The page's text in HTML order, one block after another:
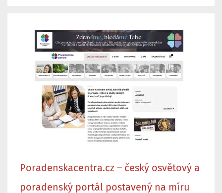
Poradenskacentra.cz – český osvětový a
poradenský portál postavený na míru